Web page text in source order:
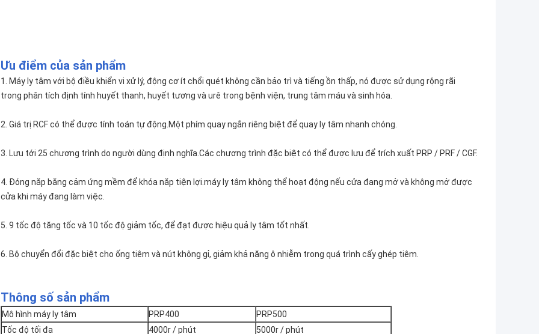
Ưu điểm của sản phẩm
1. Máy ly tâm với bộ điều khiển vi xử lý, động cơ ít chổi quét không cần bảo trì và tiếng ồn thấp, nó được sử dụng rộng rãi
trong phân tích định tính huyết thanh, huyết tương và urê trong bệnh viện, trung tâm máu và sinh hóa.
2. Giá trị RCF có thể được tính toán tự động.Một phím quay ngắn riêng biệt để quay ly tâm nhanh chóng.
3. Lưu tới 25 chương trình do người dùng định nghĩa.Các chương trình đặc biệt có thể được lưu để trích xuất PRP / PRF / CGF.
4. Đóng nắp bằng cảm ứng mềm để khóa nắp tiện lợi.máy ly tâm không thể hoạt động nếu cửa đang mở và không mở được
cửa khi máy đang làm việc.
5. 9 tốc độ tăng tốc và 10 tốc độ giảm tốc, để đạt được hiệu quả ly tâm tốt nhất.
6. Bộ chuyển đổi đặc biệt cho ống tiêm và nút không gỉ, giảm khả năng ô nhiễm trong quá trình cấy ghép tiêm.
Thông số sản phẩm
Mô hình máy ly tâm PRP400
PRP500
Tốc độ tối đa
4000r / phút 5000r / phút